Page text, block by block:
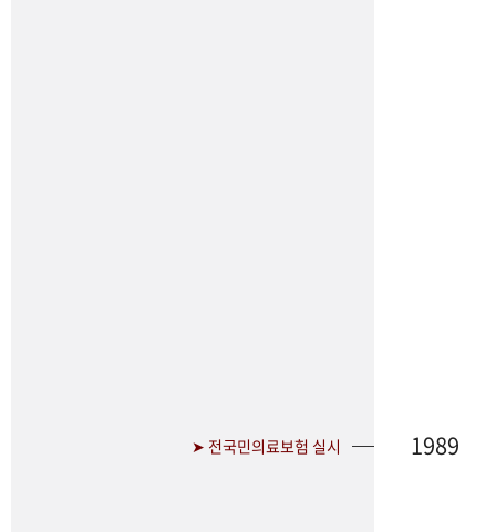
➤ 전국민의료보험 실시 1989